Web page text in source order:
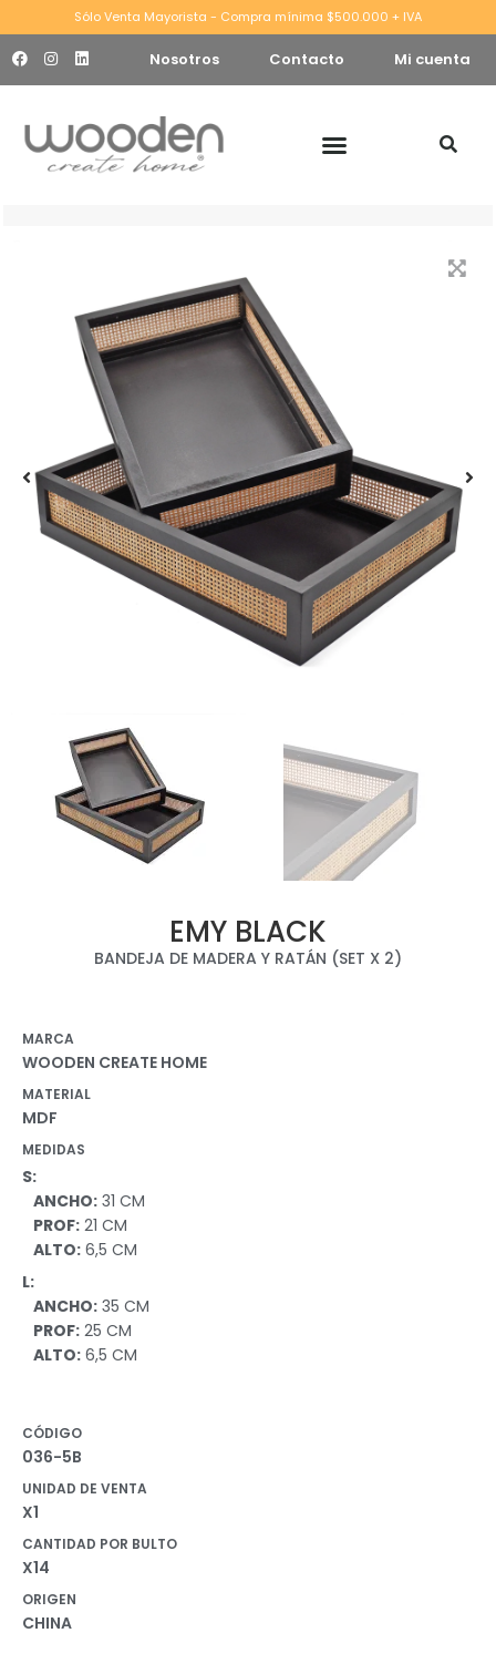
Sólo Venta Mayorista - Compra mínima $500.000 + IVA
Nosotros Contacto Mi cuenta
EMY BLACK
BANDEJA DE MADERA Y RATÁN (SET X 2)
MARCA
WOODEN CREATE HOME
MATERIAL
MDF
MEDIDAS
S:
ANCHO: 31 CM
PROF: 21 CM
ALTO: 6,5 CM
L:
ANCHO: 35 CM
PROF: 25 CM
ALTO: 6,5 CM
CÓDIGO
036-5B
UNIDAD DE VENTA
X1
CANTIDAD POR BULTO
X14
ORIGEN
CHINA